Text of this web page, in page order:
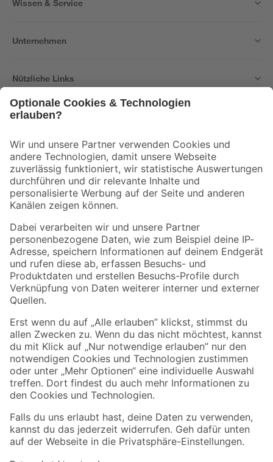
Wissen & Service
Unternehmen
Nützliche Links
Der toom Newsletter: Keine Angebote und Aktionen mehr verpassen!
Zur Newsletter Anmeldung
Folge uns
Zahlungsarten Versandarten
Sicher einkaufen
Jetzt die toom-App herunterladen
Alle Preisangaben in EUR inkl. gesetzl. MwSt.. Die dargestellten Angebote sind unter
Umständen nicht in allen Märkten verfügbar. Die angegebenen Verfügbarkeiten beziehen
Produkte nur solange der Vorrat reicht.